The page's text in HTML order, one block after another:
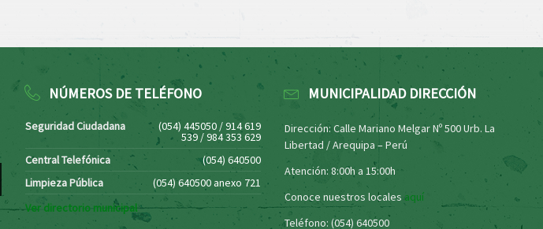
NÚMEROS DE TELÉFONO
Seguridad Ciudadana (054) 445050 / 914 619
539 / 984 353 629
Central Telefónica
(054) 640500
Limpieza Pública
(054) 640500 anexo 721
Ver directorio municipal
MUNICIPALIDAD DIRECCIÓN
Dirección: Calle Mariano Melgar Nº 500 Urb. La
Libertad / Arequipa – Perú
Atención: 8:00h a 15:00h
Conoce nuestros locales aquí
Teléfono: (054) 640500